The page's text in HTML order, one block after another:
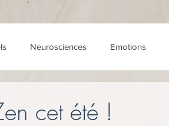
Neurosciences Emotions
cet été !